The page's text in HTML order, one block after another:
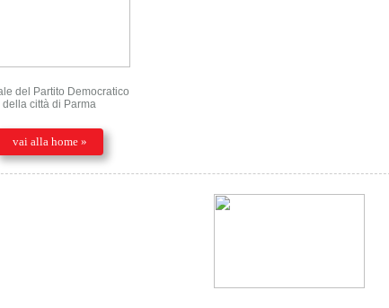
del Partito Democratico
della città di Parma